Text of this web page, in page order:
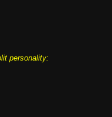
personality: